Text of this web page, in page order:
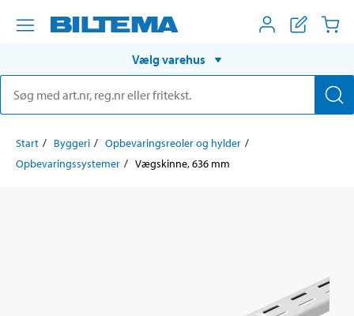
Vælg varehus
Start Byggeri
Opbevaringsreoler og hylder
Opbevaringssystemer
Vægskinne, 636 mm